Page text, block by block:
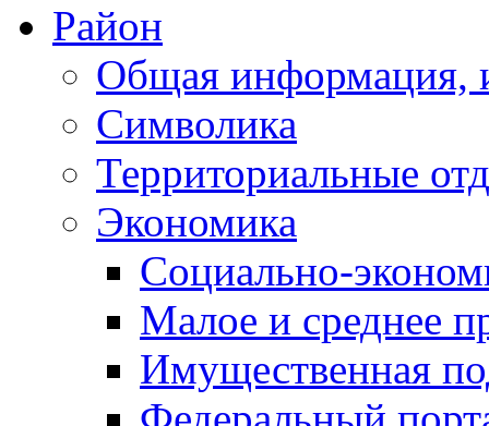
Район
Общая информация,
Символика
Территориальные
Экономика
Социально-
Малое и среднее
Имущественная